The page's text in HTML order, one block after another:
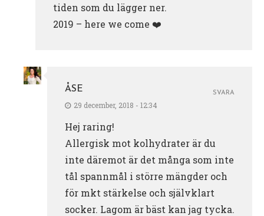
tiden som du lägger ner.
2019 – here we come ❤️
ÅSE
29 december, 2018 - 12:34
Hej raring!
Allergisk mot kolhydrater är du
inte däremot är det många som inte
tål spannmål i större mängder och
för mkt stärkelse och självklart
socker. Lagom är bäst kan jag tycka.
SVARA